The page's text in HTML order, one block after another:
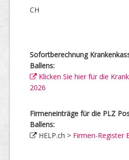
CH
Sofortberechnung
Ballens:
Klicken Sie hier für die
2026
Firmeneinträge für die PLZ
Ballens:
HELP.ch > Firmen-Register